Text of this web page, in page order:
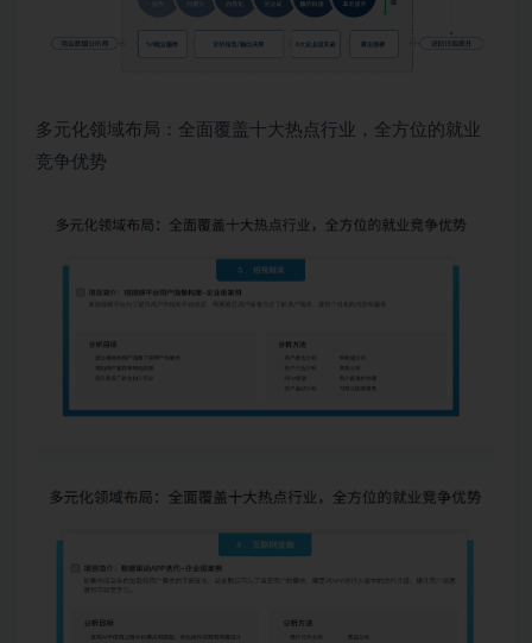
多元化领域布局：全面覆盖十大热点行业，全方位的就业
竞争优势